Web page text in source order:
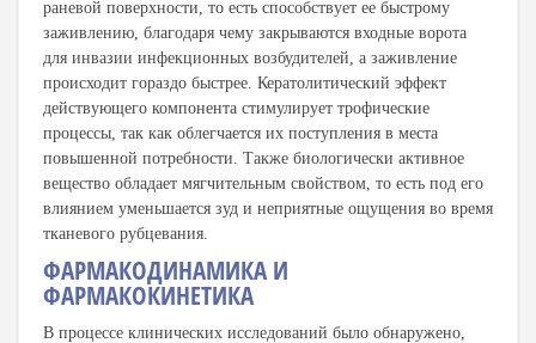
раневой поверхности, то есть способствует ее быстрому
заживлению, благодаря чему закрываются входные ворота
для инвазии инфекционных возбудителей, а заживление
происходит гораздо быстрее. Кератолитический эффект
действующего компонента стимулирует трофические
процессы, так как облегчается их поступления в места
повышенной потребности. Также биологически активное
вещество обладает мягчительным свойством, то есть под его
влиянием уменьшается зуд и неприятные ощущения во время
тканевого рубцевания.
ФАРМАКОДИНАМИКА И
ФАРМАКОКИНЕТИКА
В процессе клинических исследований было обнаружено,